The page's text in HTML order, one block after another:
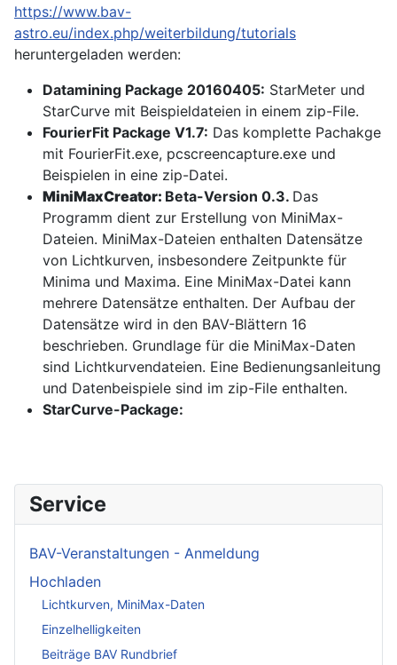
https://www.bav-
astro.eu/index.php/weiterbildung/tutorials
heruntergeladen werden:
Datamining Package 20160405: StarMeter und
StarCurve mit Beispieldateien in einem zip-File.
FourierFit Package V1.7: Das komplette Pachakge
mit FourierFit.exe, pcscreencapture.exe und
Beispielen in eine zip-Datei.
MiniMaxCreator: Beta-Version 0.3. Das
Programm dient zur Erstellung von MiniMax-
Dateien. MiniMax-Dateien enthalten Datensätze
von Lichtkurven, insbesondere Zeitpunkte für
Minima und Maxima. Eine MiniMax-Datei kann
mehrere Datensätze enthalten. Der Aufbau der
Datensätze wird in den BAV-Blättern 16
beschrieben. Grundlage für die MiniMax-Daten
sind Lichtkurvendateien. Eine Bedienungsanleitung
und Datenbeispiele sind im zip-File enthalten.
StarCurve-Package:
Service
BAV-Veranstaltungen - Anmeldung
Hochladen
Lichtkurven, MiniMax-Daten
Einzelhelligkeiten
Beiträge BAV Rundbrief